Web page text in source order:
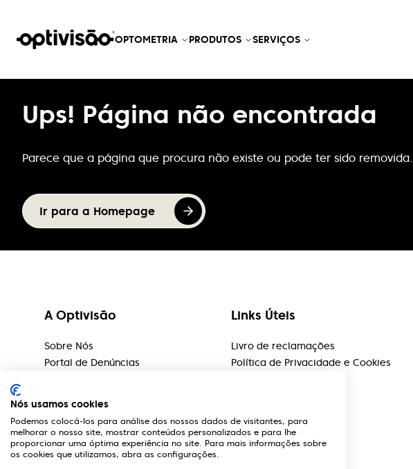
OPTOMETRIA PRODUTOS SERVIÇOS
Ups! Página não encontrada
Parece que a página que procura não existe ou pode ter sido removida.
Ir para a Homepage
A Optivisão
Sobre Nós
Portal de Denúncias
Marcas
Marcação de Exames
Teste Visão
Links Úteis
Livro de reclamações
Política de Privacidade e Cookies
Nós usamos cookies
Podemos colocá-los para análise dos nossos dados de visitantes, para
melhorar o nosso site, mostrar conteúdos personalizados e para lhe
proporcionar uma óptima experiência no site. Para mais informações sobre
os cookies que utilizamos, abra as configurações.